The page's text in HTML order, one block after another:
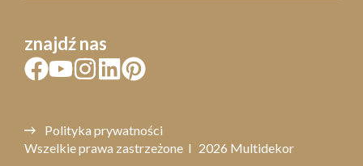
znajdź nas
Polityka prywatności
Wszelkie prawa zastrzeżone l 2026 Multidekor